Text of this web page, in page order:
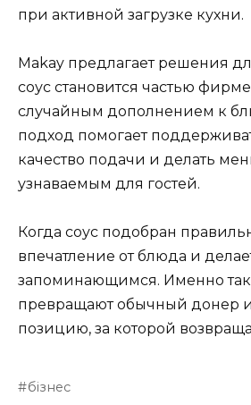
при активной загрузке кухни.
Makay предлагает решения
соус становится частью
случайным дополнением к
подход помогает
качество подачи и делать
узнаваемым для гостей.
Когда соус подобран
впечатление от блюда и
запоминающимся. Именно
превращают обычный донер
позицию, за которой
бізнес